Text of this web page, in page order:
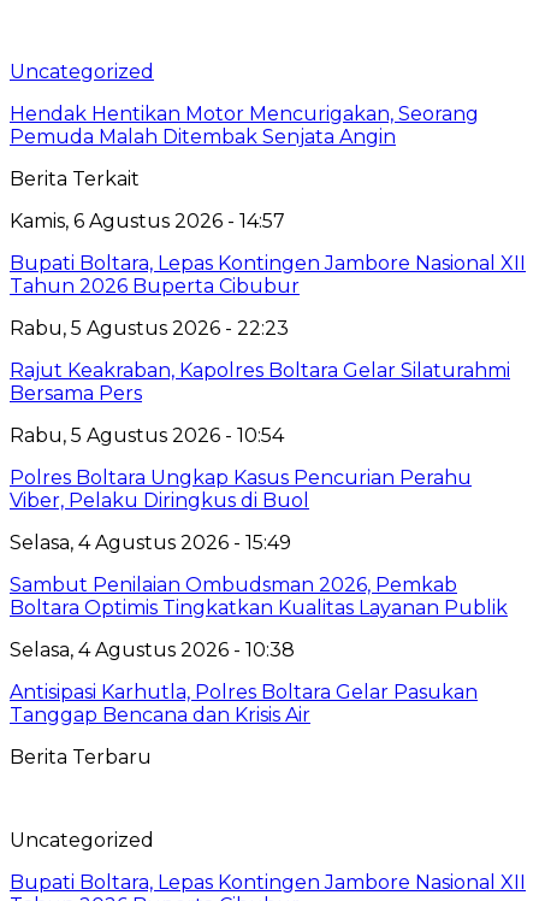
Uncategorized
Hendak Hentikan Motor Mencurigakan, Seorang
Pemuda Malah Ditembak Senjata Angin
Berita Terkait
Kamis, 6 Agustus 2026 - 14:57
Bupati Boltara, Lepas Kontingen Jambore Nasional XII
Tahun 2026 Buperta Cibubur
Rabu, 5 Agustus 2026 - 22:23
Rajut Keakraban, Kapolres Boltara Gelar Silaturahmi
Bersama Pers
Rabu, 5 Agustus 2026 - 10:54
Polres Boltara Ungkap Kasus Pencurian Perahu
Viber, Pelaku Diringkus di Buol
Selasa, 4 Agustus 2026 - 15:49
Sambut Penilaian Ombudsman 2026, Pemkab
Boltara Optimis Tingkatkan Kualitas Layanan Publik
Selasa, 4 Agustus 2026 - 10:38
Antisipasi Karhutla, Polres Boltara Gelar Pasukan
Tanggap Bencana dan Krisis Air
Berita Terbaru
Uncategorized
Bupati Boltara, Lepas Kontingen Jambore Nasional XII